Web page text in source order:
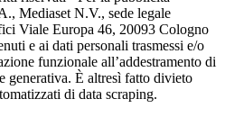
Mediaset N.V., sede legale
Viale Europa 46, 20093 Cologno
e ai dati personali trasmessi e/o
funzionale all’addestramento di
generativa. È altresì fatto divieto
di data scraping.